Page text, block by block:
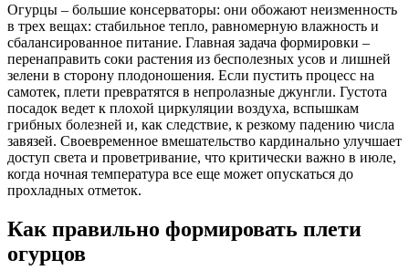
Огурцы – большие консерваторы: они обожают неизменность
в трех вещах: стабильное тепло, равномерную влажность и
сбалансированное питание. Главная задача формировки –
перенаправить соки растения из бесполезных усов и лишней
зелени в сторону плодоношения. Если пустить процесс на
самотек, плети превратятся в непролазные джунгли. Густота
посадок ведет к плохой циркуляции воздуха, вспышкам
грибных болезней и, как следствие, к резкому падению числа
завязей. Своевременное вмешательство кардинально улучшает
доступ света и проветривание, что критически важно в июле,
когда ночная температура все еще может опускаться до
прохладных отметок.
Как правильно формировать плети
огурцов